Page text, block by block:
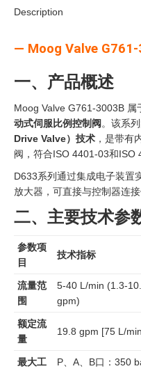
Description
— Moog Valve
一、产品概述
Moog Valve G761-3003B
动式伺服比例控制阀 。该系
Drive Valve）技术 ，是带有
阀，符合ISO 4401-03和ISO
D633系列通过集成电子装置
放大器，可直接与控制器连接
二、主要技术参
参数项
目
技术指标
流量范
围
5-40 L/min (1.3-
gpm)
额定流
量
19.8 gpm [75 L/
最大工
P、A、B口：350